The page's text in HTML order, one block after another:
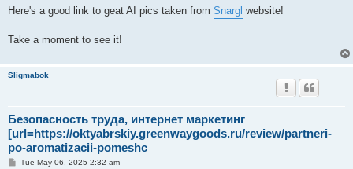
Here's a good link to geat AI pics taken from Snargl website!
Take a moment to see it!
Sligmabok
Безопасность труда, интернет маркетинг
[url=https://oktyabrskiy.greenwaygoods.ru/review/partneri-
po-aromatizacii-pomeshc
PTue May 06, 2025 2:32 am